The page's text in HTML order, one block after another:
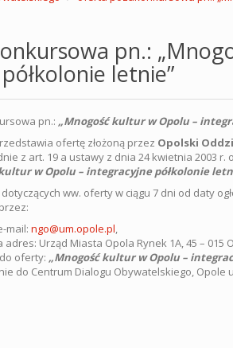
pn.:
letnie”
pn.: „Mnogość kultur w Opolu –
ofertę złożoną przez Opolski
z art. 19 a ustawy z dnia 24 kwietnia 2003 r.
w Opolu – integracyjne półkolonie
ww. oferty w ciągu 7 dni od daty
mail: ngo@um.opole.pl,
adres: Urząd Miasta Opola Rynek 1A, 45 – 015
oferty: „Mnogość kultur w Opolu –
do Centrum Dialogu Obywatelskiego, Opole